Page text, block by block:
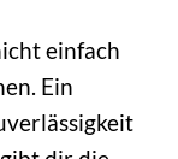
einfach
Ein